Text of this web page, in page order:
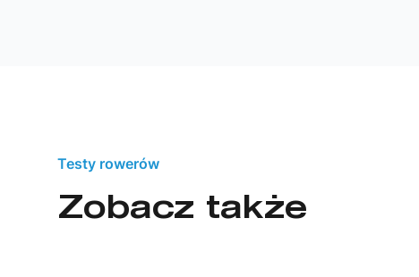
Testy rowerów
Zobacz także